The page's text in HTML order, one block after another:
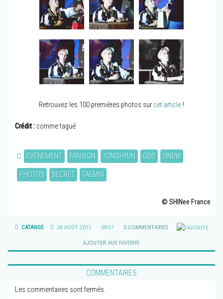
Retrouvez les 100 premières photos sur cet article !
Crédit : comme tagué
EVÉNEMENT FANSIGN JONGHYUN ODD ONEW
PHOTOS SECRET TAEMIN
© SHINee France
CATANGE 28 AOÛT 2015 09:57 0 COMMENTAIRES
AJOUTER AUX FAVORIS
COMMENTAIRES
Les commentaires sont fermés.